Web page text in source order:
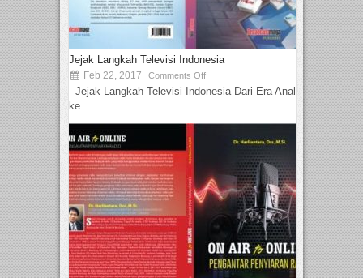
Jejak Langkah Televisi Indonesia
Feb 22, 2017 Comments Off
Jejak Langkah Televisi Indonesia Dari Era Analog
ke...